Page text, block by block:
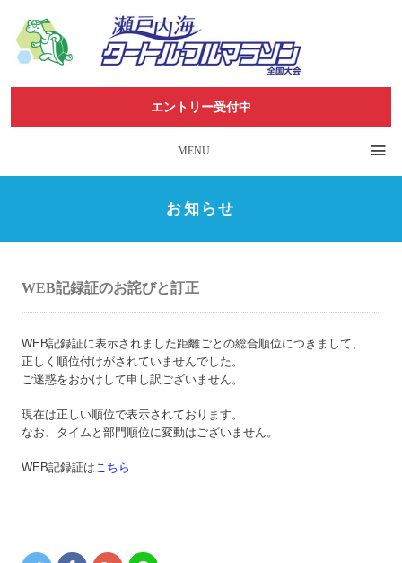
エントリー受付中
MENU
お知らせ
WEB記録証のお詫びと訂正
WEB記録証に表示されました距離ごとの総合順位につきまして、
正しく順位付けがされていませんでした。
ご迷惑をおかけして申し訳ございません。
現在は正しい順位で表示されております。
なお、タイムと部門順位に変動はございません。
WEB記録証はこちら